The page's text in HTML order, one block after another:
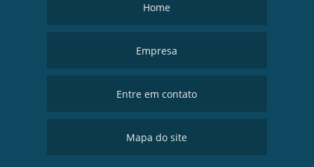
Home
Empresa
Entre em contato
Mapa do site